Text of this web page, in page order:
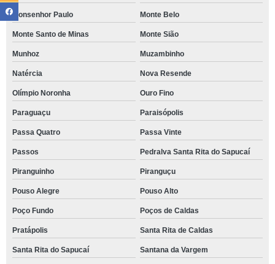
Monsenhor Paulo Monte Belo
Monte Santo de Minas Monte Sião
Munhoz Muzambinho
Natércia Nova Resende
Olímpio Noronha Ouro Fino
Paraguaçu Paraisópolis
Passa Quatro Passa Vinte
Passos Pedralva Santa Rita do Sapucaí
Piranguinho Piranguçu
Pouso Alegre Pouso Alto
Poço Fundo Poços de Caldas
Pratápolis Santa Rita de Caldas
Santa Rita do Sapucaí Santana da Vargem